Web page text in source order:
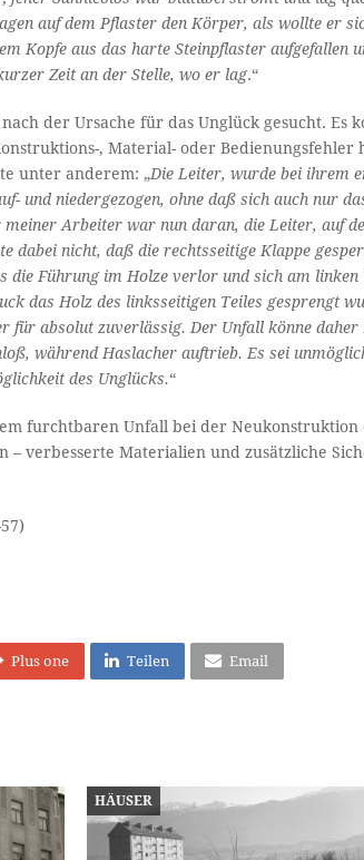
auf dem Pflaster den Körper, als wollte er
Kopfe aus das harte Steinpflaster aufgefallen
Zeit an der Stelle, wo er lag.“
der Ursache für das Unglück gesucht. Es
, Material- oder
unter anderem: „Die Leiter, wurde bei ihrem
und niedergezogen, ohne daß sich auch nur
meiner Arbeiter war nun daran, die Leiter, auf
dabei nicht, daß die rechtsseitige Klappe
die Füh­rung im Holze verlor und sich am linken
das Holz des linksseitigen Teiles gesprengt
für absolut zuverlässig. Der Unfall könne
während Haslacher auftrieb. Es sei
des Unglücks.“
furchtbaren Unfall bei der
– verbesserte Materialien und zusätzliche
Plus one Teilen Email
HÄUSER